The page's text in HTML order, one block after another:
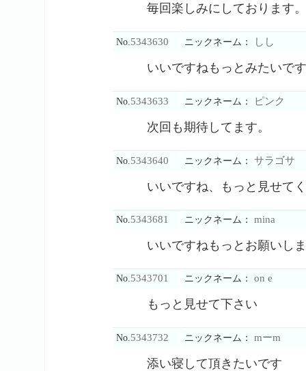
毎回楽しみにしております。
No. 5343630 ニックネーム： しし
いいですねもっとみたいです
No. 5343633 ニックネーム： ピンク
次回も期待してます。
No. 5343640 ニックネーム： サラゴサ
いいですね、もっと見せて
No. 5343681 ニックネーム： mina
いいですねもっとお願いし
No. 5343701 ニックネーム： on e
もっと見せて下さい
No. 5343732 ニックネーム： mーm
添い寝して頂きたいです